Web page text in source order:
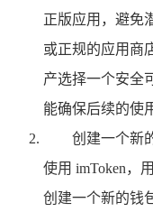
正版应用，避免
或正规的应用商
产选择一个安全
能确保后续的使
创建一个新
使用 imToken，
创建一个新的钱